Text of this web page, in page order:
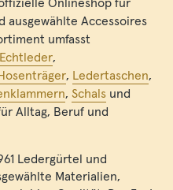
ausgewählte Accessoires
umfasst
,
, Ledertaschen,
, Schals und
Alltag, Beruf und
Ledergürtel und
Materialien,